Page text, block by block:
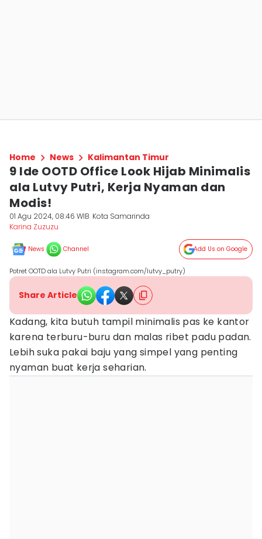
Home News Kalimantan Timur
9 Ide OOTD Office Look Hijab Minimalis
ala Lutvy Putri, Kerja Nyaman dan
Modis!
01 Agu 2024, 08:46 WIB Kota Samarinda
Karina Zuzuzu
News Channel Add Us on Google
Potret OOTD ala Lutvy Putri (instagram.com/lutvy_putry)
Share Article
Kadang, kita butuh tampil minimalis pas ke kantor
karena terburu-buru dan malas ribet padu padan.
Lebih suka pakai baju yang simpel yang penting
nyaman buat kerja seharian.